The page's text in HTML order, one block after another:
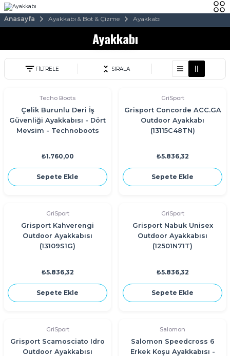
Anasayfa Ayakkabı & Bot & Çizme Ayakkabı
Ayakkabı
FİLTRELE SIRALA
Techo Boots
Çelik Burunlu Deri İş
Güvenliği Ayakkabısı - Dört
Mevsim - Technoboots
₺1.760,00
Sepete Ekle
GriSport
Grisport Concorde ACC.GA
Outdoor Ayakkabı
(13115C48TN)
₺5.836,32
Sepete Ekle
GriSport
Grisport Kahverengi
Outdoor Ayakkabısı
(13109S1G)
₺5.836,32
Sepete Ekle
GriSport
Grisport Nabuk Unisex
Outdoor Ayakkabısı
(12501N71T)
₺5.836,32
Sepete Ekle
GriSport
Grisport Scamosciato Idro
Outdoor Ayakkabısı
Salomon
Salomon Speedcross 6
Erkek Koşu Ayakkabısı -